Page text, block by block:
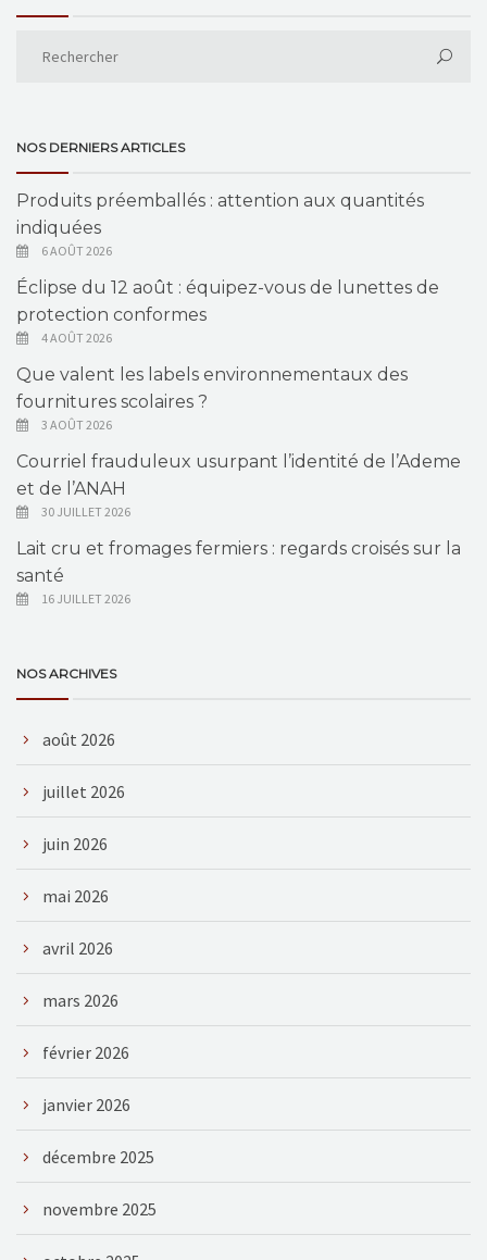
NOS DERNIERS ARTICLES
Produits préemballés : attention aux quantités
indiquées
6 AOÛT 2026
Éclipse du 12 août : équipez-vous de lunettes de
protection conformes
4 AOÛT 2026
Que valent les labels environnementaux des
fournitures scolaires ?
3 AOÛT 2026
Courriel frauduleux usurpant l’identité de l’Ademe
et de l’ANAH
30 JUILLET 2026
Lait cru et fromages fermiers : regards croisés sur la
santé
16 JUILLET 2026
NOS ARCHIVES
août 2026
juillet 2026
juin 2026
mai 2026
avril 2026
mars 2026
février 2026
janvier 2026
décembre 2025
novembre 2025